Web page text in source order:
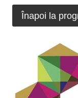
Înapoi la